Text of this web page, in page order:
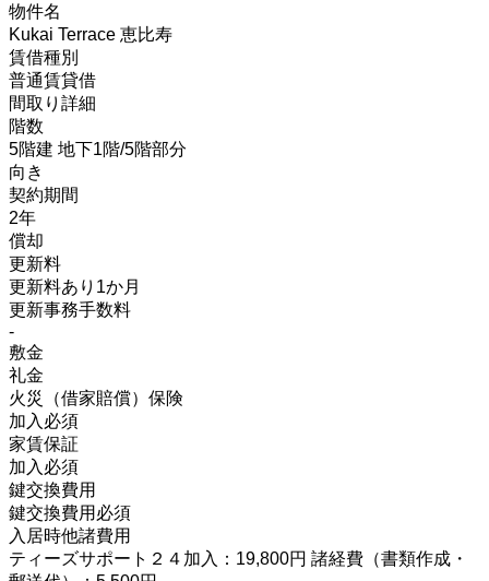
物件名
Kukai Terrace 恵比寿
賃借種別
普通賃貸借
間取り詳細
階数
5階建 地下1階/5階部分
向き
契約期間
2年
償却
更新料
更新料あり1か月
更新事務手数料
-
敷金
礼金
火災（借家賠償）保険
加入必須
家賃保証
加入必須
鍵交換費用
鍵交換費用必須
入居時他諸費用
ティーズサポート２４加入：19,800円 諸経費（書類作成・